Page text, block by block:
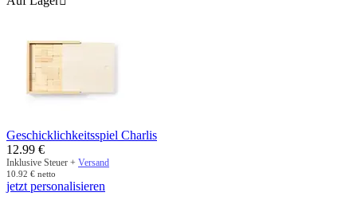
Geschicklichkeitsspiel Charlis
12.99 €
Inklusive Steuer + Versand
10.92 € netto
jetzt personalisieren